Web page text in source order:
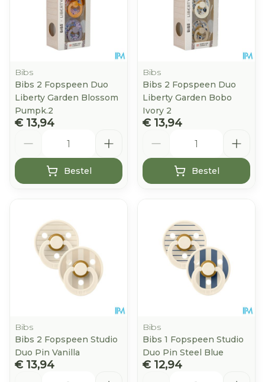
Bibs
Bibs 2 Fopspeen Duo
Liberty Garden Blossom
Pumpk.2
€ 13,94
Bestel
Bibs
Bibs 2 Fopspeen Duo
Liberty Garden Bobo
Ivory 2
€ 13,94
Bestel
Bibs
Bibs 2 Fopspeen Studio
Duo Pin Vanilla
€ 13,94
Bibs
Bibs 1 Fopspeen Studio
Duo Pin Steel Blue
€ 12,94